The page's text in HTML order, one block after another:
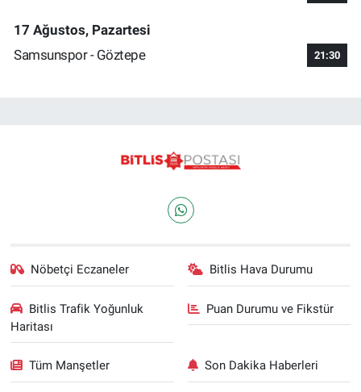
17 Ağustos, Pazartesi
Samsunspor - Göztepe
21:30
Nöbetçi Eczaneler Bitlis Hava Durumu
Bitlis Trafik Yoğunluk
Haritası
Puan Durumu ve Fikstür
Tüm Manşetler Son Dakika Haberleri